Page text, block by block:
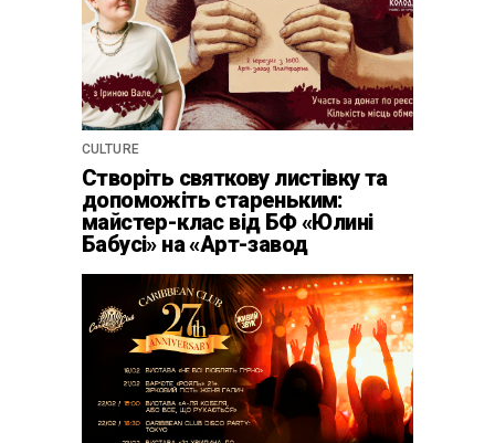
CULTURE
Створіть святкову листівку та
допоможіть стареньким:
майстер-клас від БФ «Юлині
Бабусі» на «Арт-завод